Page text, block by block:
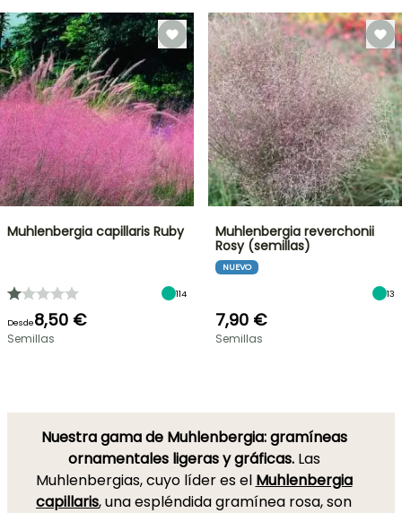
Muhlenbergia capillaris Ruby
114
Desde8,50 €
Semillas
Muhlenbergia reverchonii
Rosy (semillas)
NUEVO
13
7,90 €
Semillas
Nuestra gama de Muhlenbergia: gramíneas
ornamentales ligeras y gráficas.Las
Muhlenbergias, cuyo líder es el Muhlenbergia
capillaris, una espléndida gramínea rosa, son